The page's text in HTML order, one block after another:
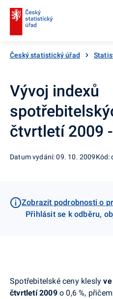
Český statistický úřad
Vývoj indexů
čtvrtletí 2009
Datum vydání: 09. 10. 2009Kód:
Zobrazit podrobnosti o
Přihlásit se k odběru,
Spotřebitelské ceny klesly
čtvrtletí 2009 o 0,6 %,